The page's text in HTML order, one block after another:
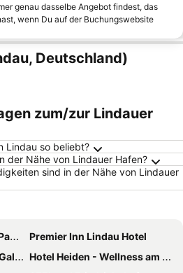
genau dasselbe Angebot findest, das
wenn Du auf der Buchungswebsite
Deutschland)
zum/zur Lindauer
Lindau so beliebt?
der Nähe von Lindauer Hafen?
sind in der Nähe von Lindauer
Premier Inn Lindau Hotel
Hotel Heiden - Wellness am Bodensee